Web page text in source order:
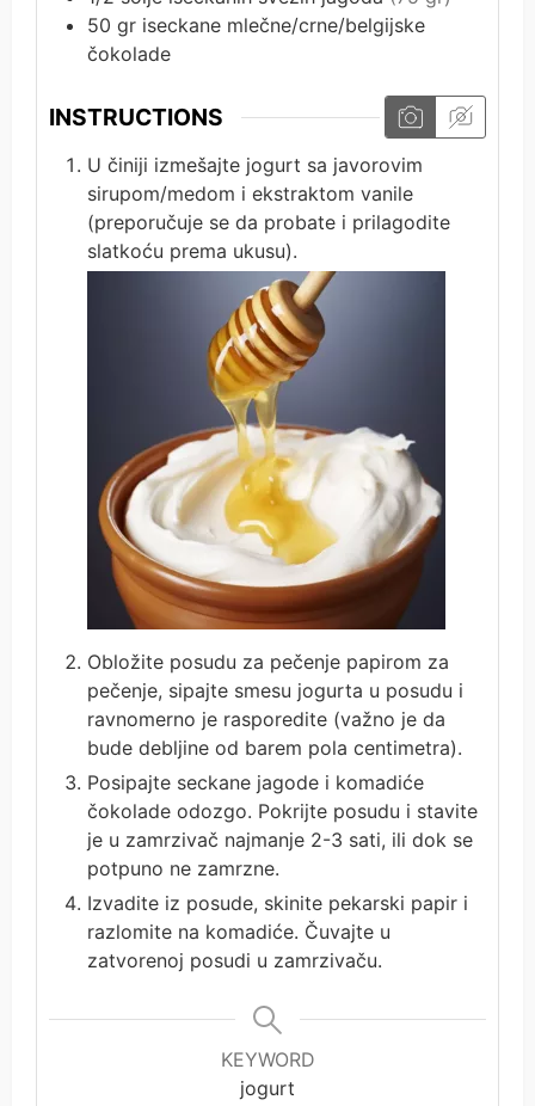
50 gr iseckane mlečne/crne/belgijske
čokolade
INSTRUCTIONS
U činiji izmešajte jogurt sa javorovim
sirupom/medom i ekstraktom vanile
(preporučuje se da probate i prilagodite
slatkoću prema ukusu).
Obložite posudu za pečenje papirom za
pečenje, sipajte smesu jogurta u posudu i
ravnomerno je rasporedite (važno je da
bude debljine od barem pola centimetra).
Posipajte seckane jagode i komadiće
čokolade odozgo. Pokrijte posudu i stavite
je u zamrzivač najmanje 2-3 sati, ili dok se
potpuno ne zamrzne.
Izvadite iz posude, skinite pekarski papir i
razlomite na komadiće. Čuvajte u
zatvorenoj posudi u zamrzivaču.
KEYWORD
jogurt